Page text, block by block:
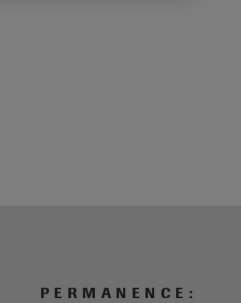
P E R M A N E N C E :